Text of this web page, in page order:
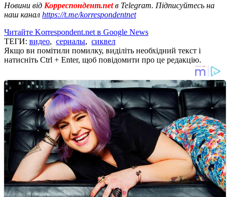
Новини від Корреспондент.netв Telegram. Підписуйтесь на
наш канал https://t.me/korrespondentnet
Читайте Korrespondent.net в Google News
ТЕГИ: видео, сериалы, сиквел
Якщо ви помітили помилку, виділіть необхідний текст і
натисніть Ctrl + Enter, щоб повідомити про це редакцію.